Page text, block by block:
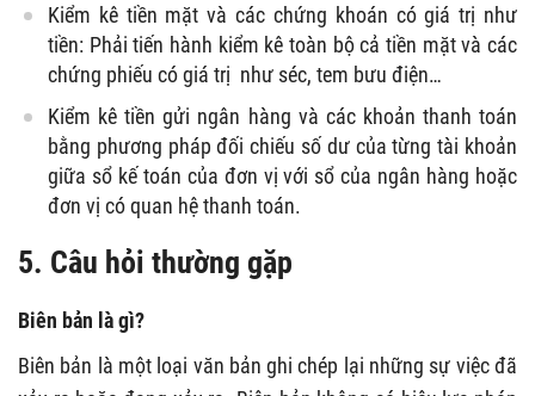
Kiểm kê tiền mặt và các chứng khoán có giá trị như
tiền: Phải tiến hành kiểm kê toàn bộ cả tiền mặt và các
chứng phiếu có giá trị như séc, tem bưu điện…
Kiểm kê tiền gửi ngân hàng và các khoản thanh toán
bằng phương pháp đối chiếu số dư của từng tài khoản
giữa sổ kế toán của đơn vị với sổ của ngân hàng hoặc
đơn vị có quan hệ thanh toán.
5. Câu hỏi thường gặp
Biên bản là gì?
Biên bản là một loại văn bản ghi chép lại những sự việc đã